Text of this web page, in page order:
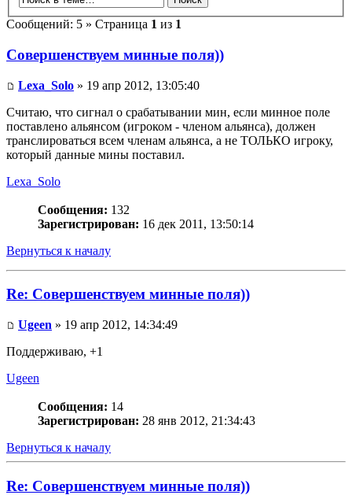
Сообщений: 5 » Страница 1 из 1
Совершенствуем минные поля))
Lexa_Solo » 19 апр 2012, 13:05:40
Считаю, что сигнал о срабатывании мин, если минное поле
поставлено альянсом (игроком - членом альянса), должен
транслироваться всем членам альянса, а не ТОЛЬКО игроку,
который данные мины поставил.
Lexa_Solo
Сообщения: 132
Зарегистрирован: 16 дек 2011, 13:50:14
Вернуться к началу
Re: Совершенствуем минные поля))
Ugeen » 19 апр 2012, 14:34:49
Поддерживаю, +1
Ugeen
Сообщения: 14
Зарегистрирован: 28 янв 2012, 21:34:43
Вернуться к началу
Re: Совершенствуем минные поля))